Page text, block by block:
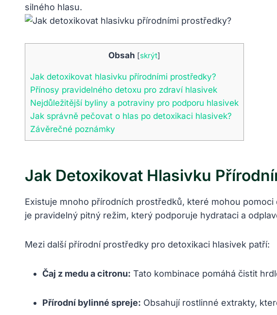
silného hlasu.
Obsah [skrýt]
Jak detoxikovat hlasivku přírodními prostředky?
Přínosy pravidelného detoxu pro zdraví hlasivek
Nejdůležitější byliny a potraviny pro podporu hlasivek
Jak správně pečovat o hlas po detoxikaci hlasivek?
Závěrečné poznámky
Jak Detoxikovat Hlasivku
Existuje mnoho přírodních prostředků, které mohou
je pravidelný pitný režim, který podporuje hydrataci a
Mezi další přírodní prostředky pro detoxikaci hlasivek patří:
Čaj z medu a citronu: Tato kombinace pomáhá čistit
Přírodní bylinné spreje: Obsahují rostlinné extrakty,